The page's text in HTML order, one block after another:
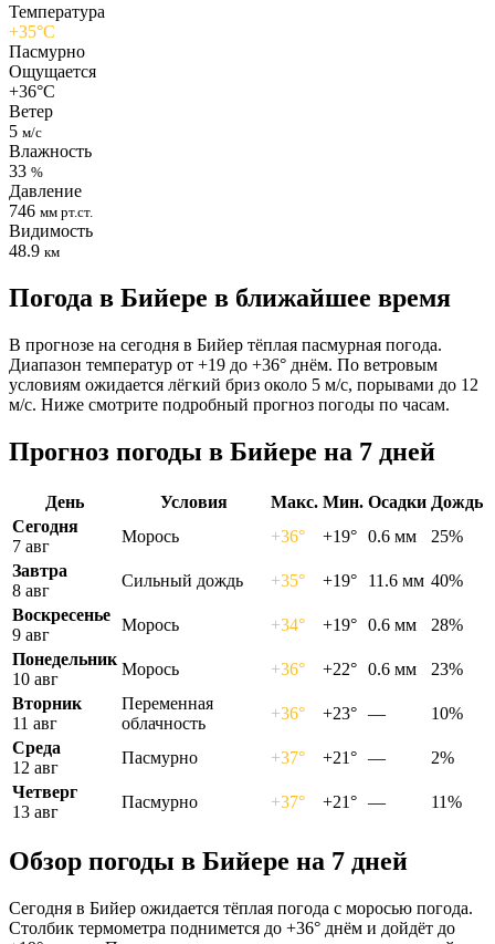
Температура
+35°C
Пасмурно
Ощущается
+36°C
Ветер
5 м/с
Влажность
33 %
Давление
746 мм рт.ст.
Видимость
48.9 км
Погода в Бийере в ближайшее время
В прогнозе на сегодня в Бийер тёплая пасмурная погода.
Диапазон температур от +19 до +36° днём. По ветровым
условиям ожидается лёгкий бриз около 5 м/с, порывами до 12
м/с. Ниже смотрите подробный прогноз погоды по часам.
Прогноз погоды в Бийере на 7 дней
День Условия Макс. Мин. Осадки Дождь
Сегодня
7 авг
Морось +36° +19° 0.6 мм
25%
Завтра
8 авг
Сильный дождь +35° +19° 11.6 мм 40%
Воскресенье
9 авг
Морось +34° +19° 0.6 мм
28%
Понедельник
10 авг
Морось +36° +22° 0.6 мм
23%
Вторник
11 авг
Переменная
облачность
+36° +23° —
10%
Среда
12 авг
Пасмурно +37° +21° —
2%
Четверг
13 авг
Пасмурно +37° +21° — 11%
Обзор погоды в Бийере на 7 дней
Сегодня в Бийер ожидается тёплая погода с моросью погода.
Столбик термометра поднимется до +36° днём и дойдёт до